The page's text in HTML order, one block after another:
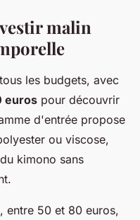
malin
les budgets, avec
euros pour découvrir
d'entrée propose
ou viscose,
kimono sans
entre 50 et 80 euros,